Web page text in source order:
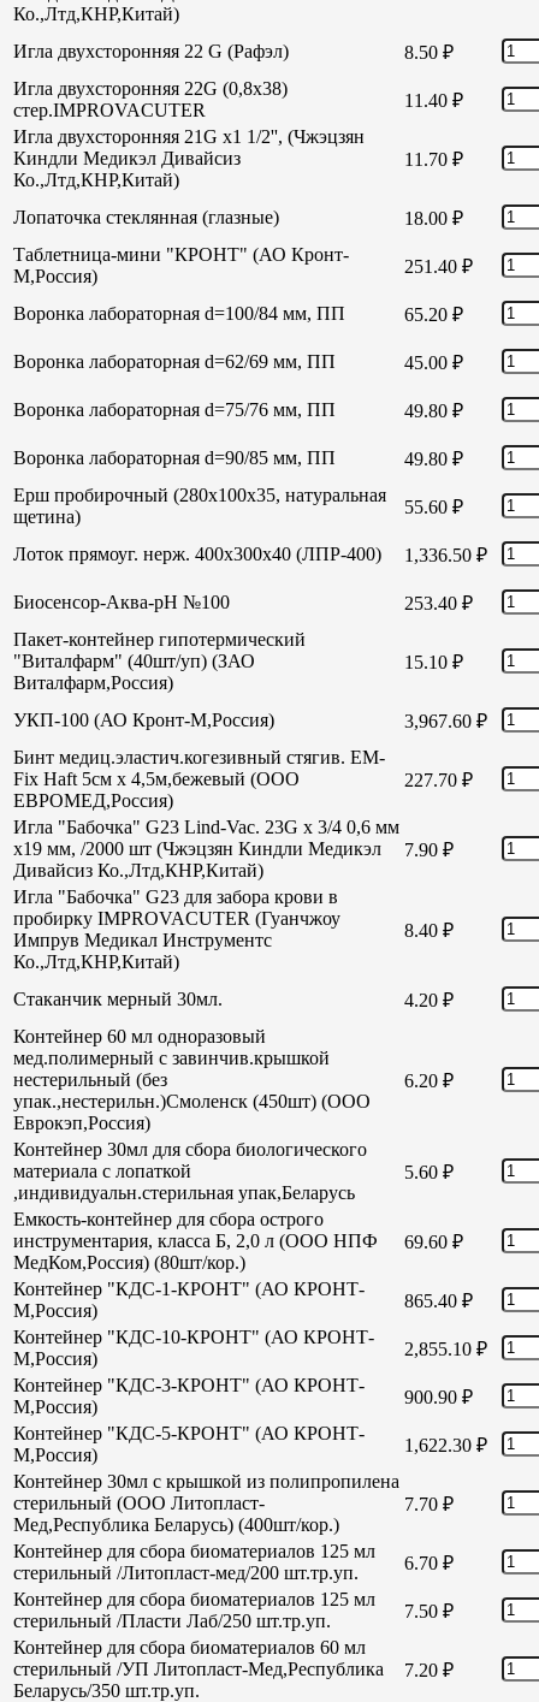
Ко.,Лтд,КНР,Китай)
Игла двухсторонняя 22 G (Рафэл) 8.50 ₽
Игла двухсторонняя 22G (0,8х38)
стер.IMPROVACUTER
11.40 ₽
Игла двухсторонняя 21G х1 1/2'', (Чжэцзян
Киндли Медикэл Дивайсиз
Ко.,Лтд,КНР,Китай)
11.70 ₽
Лопаточка стеклянная (глазные) 18.00 ₽
Таблетница-мини "КРОНТ" (АО Кронт-
М,Россия)
251.40 ₽
Воронка лабораторная d=100/84 мм, ПП 65.20 ₽
Воронка лабораторная d=62/69 мм, ПП 45.00 ₽
Воронка лабораторная d=75/76 мм, ПП 49.80 ₽
Воронка лабораторная d=90/85 мм, ПП 49.80 ₽
Ерш пробирочный (280х100х35, натуральная
щетина)
55.60 ₽
Лоток прямоуг. нерж. 400х300х40 (ЛПР-400) 1,336.50 ₽
Биосенсор-Аква-рН №100 253.40 ₽
Пакет-контейнер гипотермический
"Виталфарм" (40шт/уп) (ЗАО
Виталфарм,Россия)
15.10 ₽
УКП-100 (АО Кронт-М,Россия) 3,967.60 ₽
Бинт медиц.эластич.когезивный стягив. EM-
Fix Haft 5см х 4,5м,бежевый (ООО
ЕВРОМЕД,Россия)
227.70 ₽
Игла "Бабочка" G23 Lind-Vac. 23G х 3/4 0,6 мм
х19 мм, /2000 шт (Чжэцзян Киндли Медикэл
Дивайсиз Ко.,Лтд,КНР,Китай)
7.90 ₽
Игла "Бабочка" G23 для забора крови в
пробирку IMPROVACUTER (Гуанчжоу
Импрув Медикал Инструментс
Ко.,Лтд,КНР,Китай)
8.40 ₽
Стаканчик мерный 30мл. 4.20 ₽
Контейнер 60 мл одноразовый
мед.полимерный с завинчив.крышкой
нестерильный (без
упак.,нестерильн.)Смоленск (450шт) (ООО
Еврокэп,Россия)
6.20 ₽
Контейнер 30мл для сбора биологического
материала с лопаткой
,индивидуальн.стерильная упак,Беларусь
5.60 ₽
Емкость-контейнер для сбора острого
инструментария, класса Б, 2,0 л (ООО НПФ
МедКом,Россия) (80шт/кор.)
69.60 ₽
Контейнер "КДС-1-КРОНТ" (АО КРОНТ-
М,Россия)
865.40 ₽
Контейнер "КДС-10-КРОНТ" (АО КРОНТ-
М,Россия)
2,855.10 ₽
Контейнер "КДС-3-КРОНТ" (АО КРОНТ-
М,Россия)
900.90 ₽
Контейнер "КДС-5-КРОНТ" (АО КРОНТ-
М,Россия)
1,622.30 ₽
Контейнер 30мл с крышкой из полипропилена
стерильный (ООО Литопласт-
Мед,Республика Беларусь) (400шт/кор.)
7.70 ₽
Контейнер для сбора биоматериалов 125 мл
стерильный /Литопласт-мед/200 шт.тр.уп.
6.70 ₽
Контейнер для сбора биоматериалов 125 мл
стерильный /Пласти Лаб/250 шт.тр.уп.
7.50 ₽
Контейнер для сбора биоматериалов 60 мл
стерильный /УП Литопласт-Мед,Республика
Беларусь/350 шт.тр.уп.
7.20 ₽